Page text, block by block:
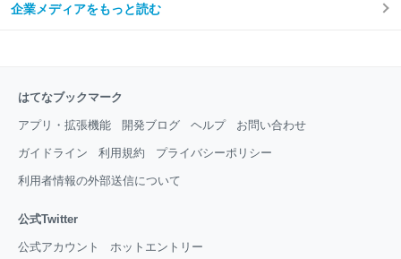
企業メディアをもっと読む
はてなブックマーク
アプリ・拡張機能 開発ブログ ヘルプ お問い合わせ
ガイドライン 利用規約 プライバシーポリシー
利用者情報の外部送信について
公式Twitter
公式アカウント ホットエントリー